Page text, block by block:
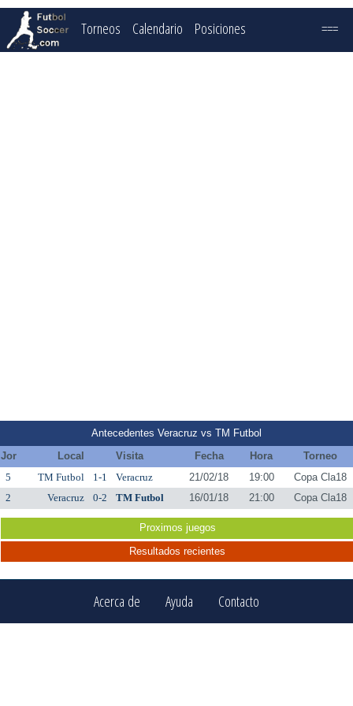
Torneos Calendario Posiciones ===
Antecedentes Veracruz vs TM Futbol
Jor
Local Visita Fecha Hora
Torneo
5
TM Futbol 1-1 Veracruz 21/02/18 19:00
Copa Cla18
2
Veracruz 0-2 TM Futbol 16/01/18 21:00 Copa Cla18
Proximos juegos
Resultados recientes
Acerca de Ayuda Contacto